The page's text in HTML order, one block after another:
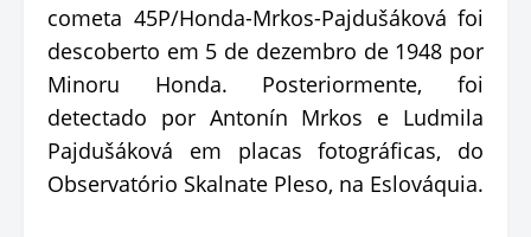
cometa 45P/Honda-Mrkos-Pajdušáková foi
descoberto em 5 de dezembro de 1948 por
Minoru Honda. Posteriormente, foi
detectado por Antonín Mrkos e Ludmila
Pajdušáková em placas fotográficas, do
Observatório Skalnate Pleso, na Eslováquia.